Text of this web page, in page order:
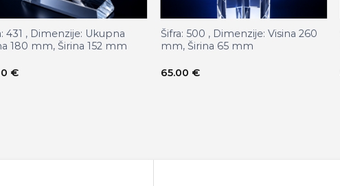
431 , Dimenzije: Ukupna
180 mm, Širina 152 mm
€
Šifra: 500 , Dimenzije: Visina 260
mm, Širina 65 mm
65.00 €